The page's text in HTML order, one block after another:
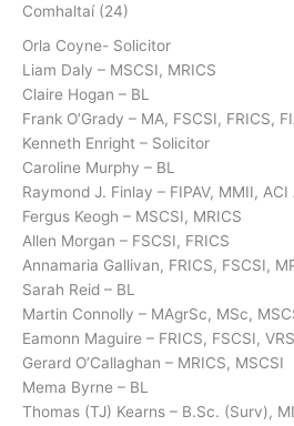
Comhaltaí (24)
Orla Coyne- Solicitor
Liam Daly – MSCSI, MRICS
Claire Hogan – BL
Frank O’Grady – MA, FSCSI, FRICS,
Kenneth Enright – Solicitor
Caroline Murphy – BL
Raymond J. Finlay – FIPAV, MMII, ACI
Fergus Keogh – MSCSI, MRICS
Allen Morgan – FSCSI, FRICS
Annamaria Gallivan, FRICS, FSCSI,
Sarah Reid – BL
Martin Connolly – MAgrSc, MSc,
Eamonn Maguire – FRICS, FSCSI,
Gerard O’Callaghan – MRICS, MSCSI
Mema Byrne – BL
Thomas (TJ) Kearns – B.Sc. (Surv),